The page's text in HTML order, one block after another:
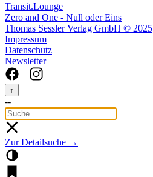
Transit.Lounge
Zero and One - Null oder Eins
Thomas Sessler Verlag GmbH © 2025
Impressum
Datenschutz
Newsletter
↑
--
Zur Detailsuche →